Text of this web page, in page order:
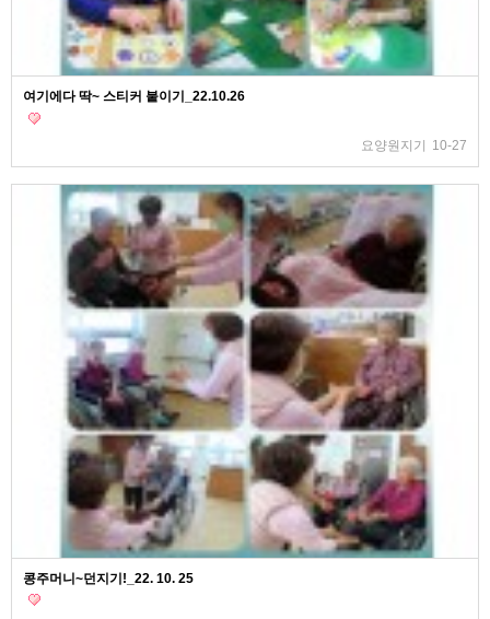
여기에다 딱~ 스티커 붙이기_22.10.26
요양원지기 10-27
콩주머니~던지기!_22. 10. 25